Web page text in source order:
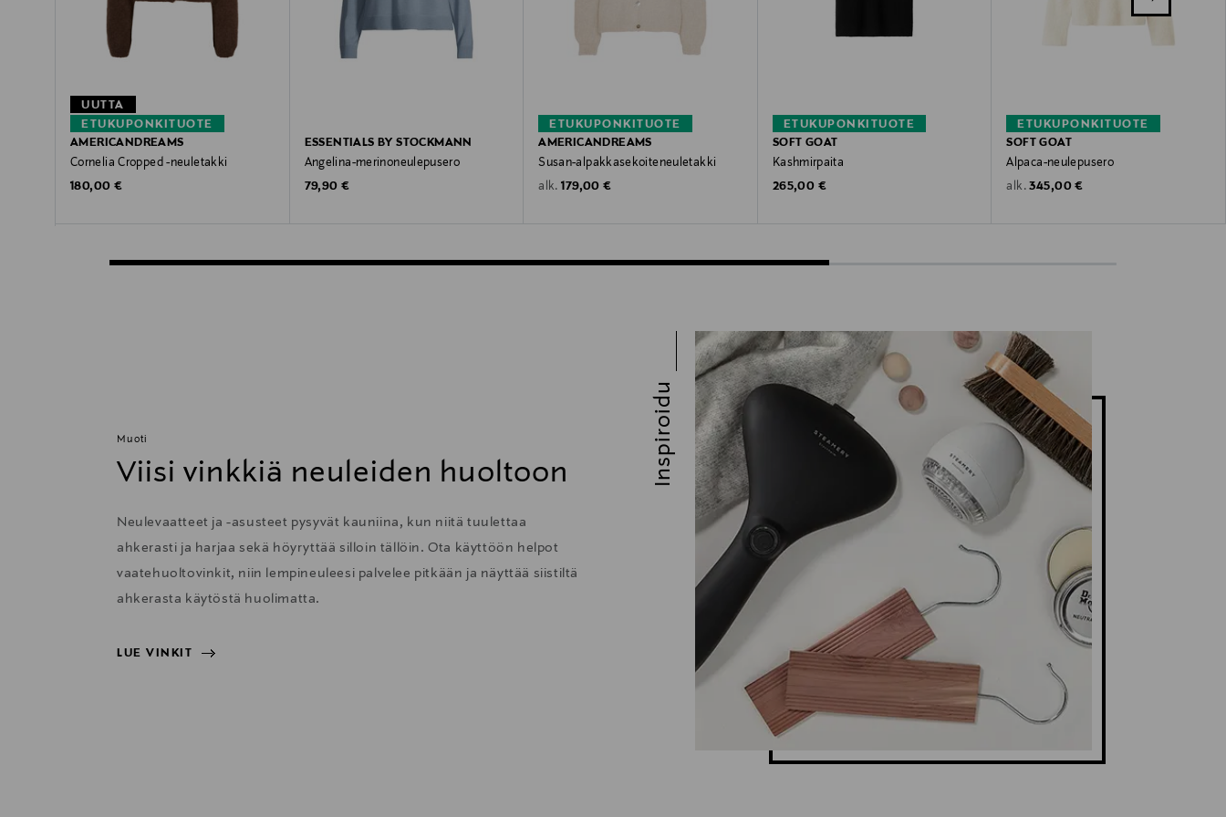
ETUKUPONKITUOTE
UUTTA
AMERICANDREAMS
Cornelia Cropped -neuletakki
Original Price
180,00 €
ESSENTIALS BY STOCKMANN
Angelina-merinoneulepusero
Original Price
79,90 €
ETUKUPONKITUOTE
AMERICANDREAMS
Susan-alpakkasekoiteneuletakki
alk. Original Price
179,00 €
ETUKUPONKITUOTE
SOFT GOAT
Kashmirpaita
Original Price
265,00 €
ETUKUPONKITUOTE
SOFT GOAT
Alpaca-neulepusero
alk. Original Price
345,00 €
Muoti
Viisi vinkkiä neuleiden huoltoon
Neulevaatteet ja -asusteet pysyvät kauniina, kun niitä tuulettaa
ahkerasti ja harjaa sekä höyryttää silloin tällöin. Ota käyttöön helpot
vaatehuoltovinkit, niin lempineuleesi palvelee pitkään ja näyttää siistiltä
ahkerasta käytöstä huolimatta.
LUE VINKIT
Inspiroidu